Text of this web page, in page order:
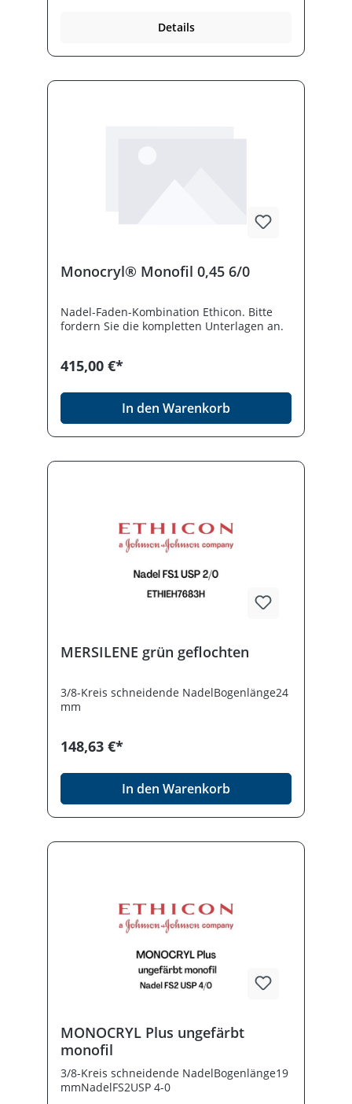
Sortiment von Ethicon zu günstigen
Anforderungen mit!
Details
Monocryl® Monofil 0,45 6/0
Nadel-Faden-Kombination Ethicon. Bitte
fordern Sie die kompletten Unterlagen an.
415,00 €*
In den Warenkorb
MERSILENE grün geflochten
3/8-Kreis schneidende NadelBogenlänge24
mm
148,63 €*
In den Warenkorb
MONOCRYL Plus ungefärbt
monofil
3/8-Kreis schneidende NadelBogenlänge19
mmNadelFS2USP 4-0